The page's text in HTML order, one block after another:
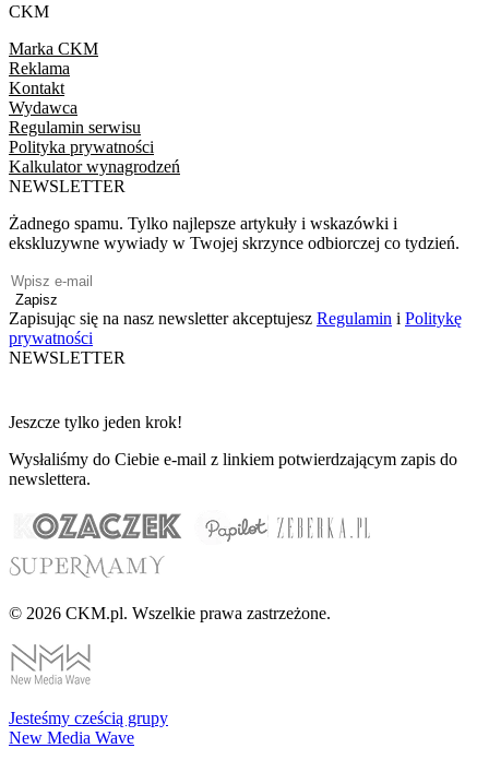
CKM
Marka CKM
Reklama
Kontakt
Wydawca
Regulamin serwisu
Polityka prywatności
Kalkulator wynagrodzeń
NEWSLETTER
Żadnego spamu. Tylko najlepsze artykuły i wskazówki i
ekskluzywne wywiady w Twojej skrzynce odbiorczej co tydzień.
Zapisz
Zapisując się na nasz newsletter akceptujesz Regulamin i Politykę
prywatności
NEWSLETTER
Jeszcze tylko jeden krok!
Wysłaliśmy do Ciebie e-mail z linkiem potwierdzającym zapis do
newslettera.
© 2026 CKM.pl. Wszelkie prawa zastrzeżone.
Jesteśmy cześcią grupy
New Media Wave